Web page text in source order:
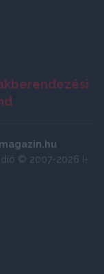
© 2007-2026 I-